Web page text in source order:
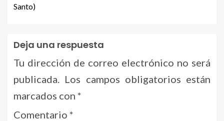
Santo)
Deja una respuesta
Tu dirección de correo electrónico no será
publicada. Los campos obligatorios están
marcados con *
Comentario *